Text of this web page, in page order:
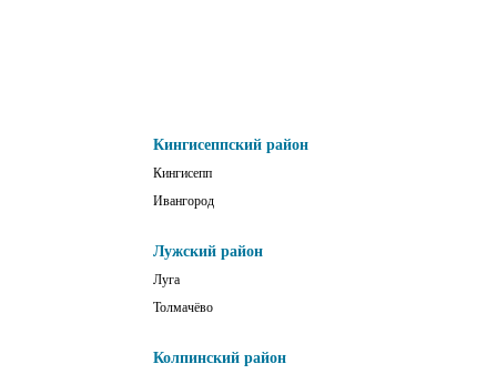
Кингисеппский район
Кингисепп
Ивангород
Лужский район
Луга
Толмачёво
Колпинский район